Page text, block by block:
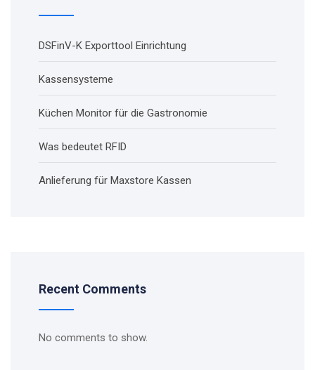
DSFinV-K Exporttool Einrichtung
Kassensysteme
Küchen Monitor für die Gastronomie
Was bedeutet RFID
Anlieferung für Maxstore Kassen
Recent Comments
No comments to show.